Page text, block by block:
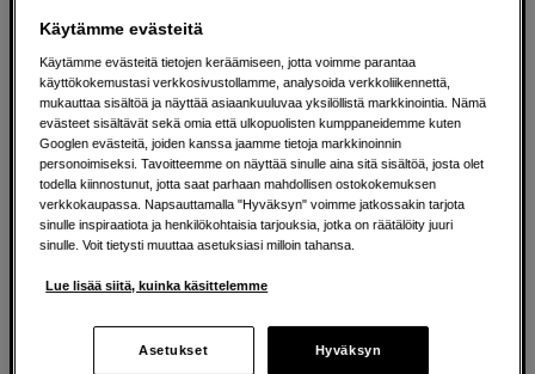
Ratkaisuja luoville ihmisille jo vuodesta
1982
Olemme Scandinavian Photolla jo yli 40 vuoden ajan
auttaneet luovia ihmisiä toteuttamaan visioitaan.
Tarjoamme inspiraatiota, asiantuntemusta ja tuotteita
muun muassa valokuvauksen, äänen, videokuvauksen ja
musiikin ja taiteen harrastajia. Oikeilla työkaluilla ideat
muuttuvat todellisuudeksi. Autamme sinua valitsemaan
Käytämme evästeitä
Käytämme evästeitä tietojen keräämiseen, jotta voimme parantaa
käyttökokemustasi verkkosivustollamme, analysoida verkkoliikennettä,
mukauttaa sisältöä ja näyttää asiaankuuluvaa yksilöllistä markkinointia. Nämä
evästeet sisältävät sekä omia että ulkopuolisten kumppaneidemme kuten
Googlen evästeitä, joiden kanssa jaamme tietoja markkinoinnin
personoimiseksi. Tavoitteemme on näyttää sinulle aina sitä sisältöä, josta olet
todella kiinnostunut, jotta saat parhaan mahdollisen ostokokemuksen
verkkokaupassa. Napsauttamalla "Hyväksyn" voimme jatkossakin tarjota
sinulle inspiraatiota ja henkilökohtaisia tarjouksia, jotka on räätälöity juuri
sinulle. Voit tietysti muuttaa asetuksiasi milloin tahansa.
Lue lisää siitä, kuinka käsittelemme
Asetukset Hyväksyn